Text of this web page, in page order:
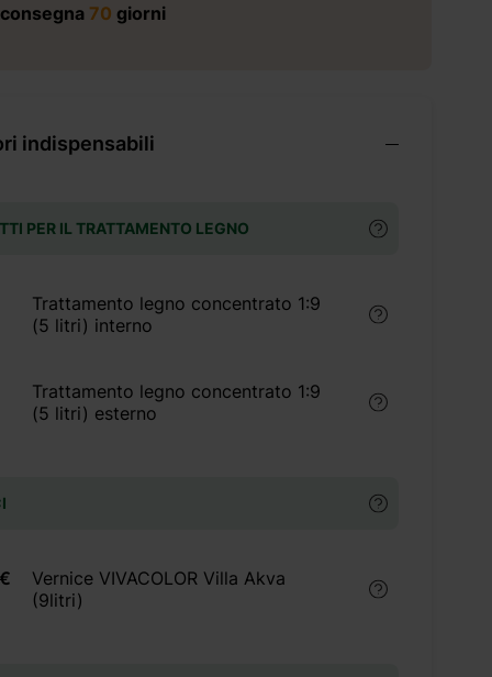
70 giorni
indispensabili
PER IL TRATTAMENTO LEGNO
Trattamento legno concentrato 1:9
(5 litri) interno
Trattamento legno concentrato 1:9
(5 litri) esterno
Vernice VIVACOLOR Villa Akva
(9litri)